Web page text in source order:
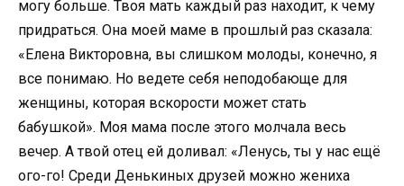
могу больше. Твоя мать каждый раз находит, к чему
придраться. Она моей маме в прошлый раз сказала:
«Елена Викторовна, вы слишком молоды, конечно, я
все понимаю. Но ведете себя неподобающе для
женщины, которая вскорости может стать
бабушкой». Моя мама после этого молчала весь
вечер. А твой отец ей доливал: «Ленусь, ты у нас ещё
ого-го! Среди Денькиных друзей можно жениха